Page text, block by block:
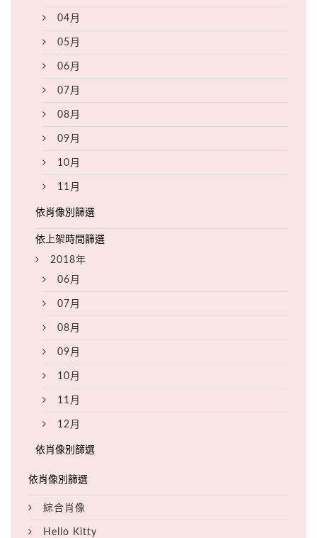
04月
05月
06月
07月
08月
09月
10月
11月
2018年
06月
07月
08月
09月
10月
11月
12月
綜合肖像
Hello Kitty